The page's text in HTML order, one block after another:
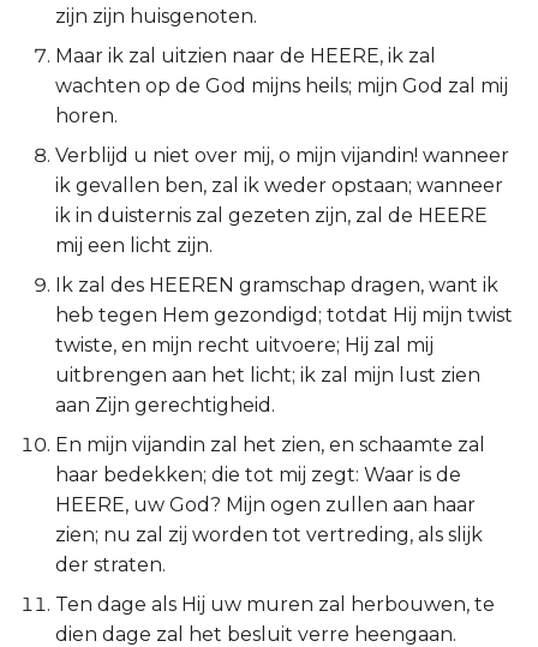
2 Timótheüs
Filémon
Hebreeën
Jakobus
1 Petrus
2 Petrus
2 Johannes
3 Johannes
Judas
zijn zijn huisgenoten.
Maar ik zal uitzien naar de HEERE, ik zal
wachten op de God mijns heils; mijn God zal mij
horen.
Verblijd u niet over mij, o mijn vijandin! wanneer
ik gevallen ben, zal ik weder opstaan; wanneer
ik in duisternis zal gezeten zijn, zal de HEERE
mij een licht zijn.
Ik zal des HEEREN gramschap dragen, want ik
heb tegen Hem gezondigd; totdat Hij mijn twist
twiste, en mijn recht uitvoere; Hij zal mij
uitbrengen aan het licht; ik zal mijn lust zien
aan Zijn gerechtigheid.
En mijn vijandin zal het zien, en schaamte zal
haar bedekken; die tot mij zegt: Waar is de
HEERE, uw God? Mijn ogen zullen aan haar
zien; nu zal zij worden tot vertreding, als slijk
der straten.
Ten dage als Hij uw muren zal herbouwen, te
dien dage zal het besluit verre heengaan.